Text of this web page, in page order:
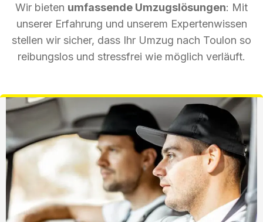
Wir bieten umfassende Umzugslösungen: Mit
unserer Erfahrung und unserem Expertenwissen
stellen wir sicher, dass Ihr Umzug nach Toulon so
reibungslos und stressfrei wie möglich verläuft.